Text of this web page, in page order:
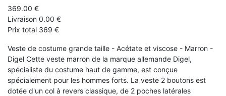
369.00 €
Livraison 0.00 €
Prix total 369 €
Veste de costume grande taille - Acétate et viscose - Marron -
Digel Cette veste marron de la marque allemande Digel,
spécialiste du costume haut de gamme, est conçue
spécialement pour les hommes forts. La veste 2 boutons est
dotée d'un col à revers classique, de 2 poches latérales